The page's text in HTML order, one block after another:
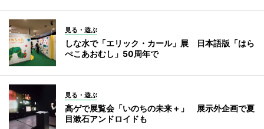
見る・遊ぶ
しな水で「エリック・カール」展 日本語版「はら
ぺこあおむし」50周年で
見る・遊ぶ
高ゲで展覧会「いのちの未来＋」 展示外企画で夏
目漱石アンドロイドも